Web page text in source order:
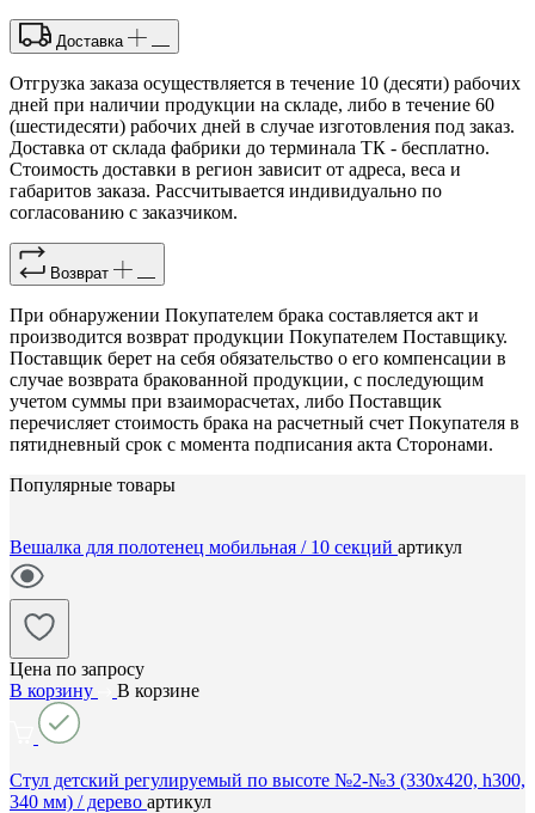
Доставка
Отгрузка заказа осуществляется в течение 10 (десяти) рабочих
дней при наличии продукции на складе, либо в течение 60
(шестидесяти) рабочих дней в случае изготовления под заказ.
Доставка от склада фабрики до терминала ТК - бесплатно.
Стоимость доставки в регион зависит от адреса, веса и
габаритов заказа. Рассчитывается индивидуально по
согласованию с заказчиком.
Возврат
При обнаружении Покупателем брака составляется акт и
производится возврат продукции Покупателем Поставщику.
Поставщик берет на себя обязательство о его компенсации в
случае возврата бракованной продукции, с последующим
учетом суммы при взаиморасчетах, либо Поставщик
перечисляет стоимость брака на расчетный счет Покупателя в
пятидневный срок с момента подписания акта Сторонами.
Популярные товары
Вешалка для полотенец мобильная / 10 секций артикул
Цена по запросу
В корзину
В корзине
Стул детский регулируемый по высоте №2-№3 (330х420, h300,
340 мм) / дерево артикул